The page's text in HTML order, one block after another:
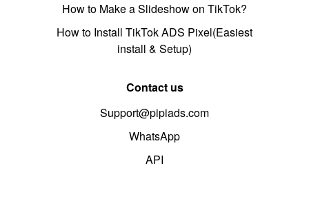
How to Make a Slideshow on TikTok?
How to Install TikTok ADS Pixel(Easiest
install & Setup)
Contact us
Support@pipiads.com
WhatsApp
API